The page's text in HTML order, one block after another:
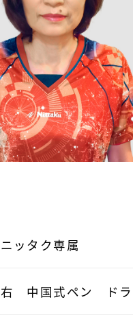
ニッタク専属
右 中国式ペン ドラ